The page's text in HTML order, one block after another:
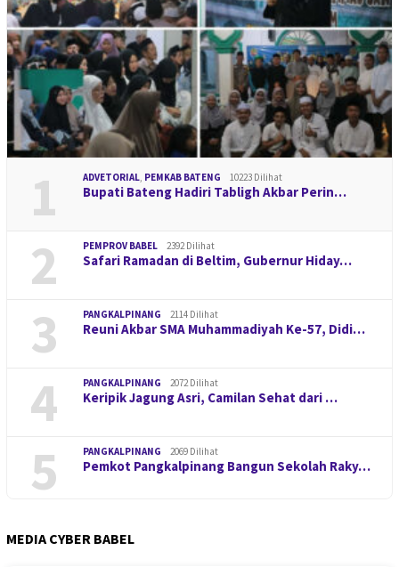
1 ADVETORIAL PEMKAB BATENG 10223 Dilihat
Bupati Bateng Hadiri Tabligh Akbar Perin…
2 PEMPROV BABEL 2392 Dilihat
Safari Ramadan di Beltim, Gubernur Hiday…
3 PANGKALPINANG 2114 Dilihat
Reuni Akbar SMA Muhammadiyah Ke-57, Didi…
4 PANGKALPINANG 2072 Dilihat
Keripik Jagung Asri, Camilan Sehat dari …
5 PANGKALPINANG 2069 Dilihat
Pemkot Pangkalpinang Bangun Sekolah Raky…
MEDIA CYBER BABEL